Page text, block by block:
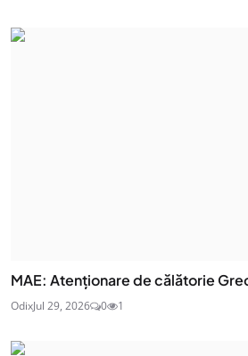
MAE: Atenţionare de călătorie
OdixJul 29, 2026 0 1